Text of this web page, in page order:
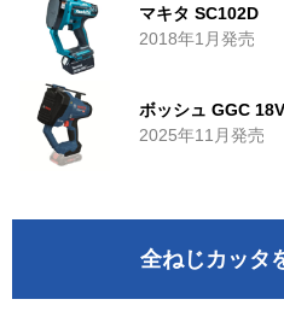
マキタ SC102D
2018年1月発売
ボッシュ GGC
2025年11月発売
全ねじカッタ